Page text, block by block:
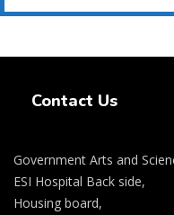
08.06.2026 அன்று
விலங்கியல் ஆகிய
09.06.2026 அன்று
வணிக நிர்வாகவியல்,
Contact Us
Government Arts and
ESI Hospital Back side,
Housing board,